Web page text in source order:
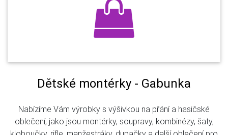
Dětské montérky - Gabunka
Nabízíme Vám výrobky s výšivkou na přání a hasičské
oblečení, jako jsou montérky, soupravy, kombinézy, šaty,